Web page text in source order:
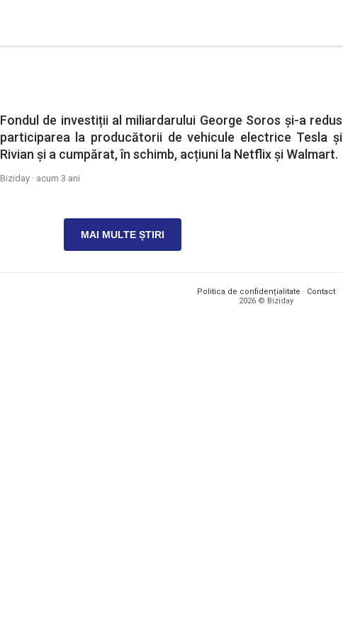
Fondul de investiții al miliardarului George Soros și-a redus
participarea la producătorii de vehicule electrice Tesla și
Rivian și a cumpărat, în schimb, acțiuni la Netflix și Walmart.
Biziday · acum 3 ani
MAI MULTE ȘTIRI
Politica de confidențialitate · Contact
2026 © Biziday